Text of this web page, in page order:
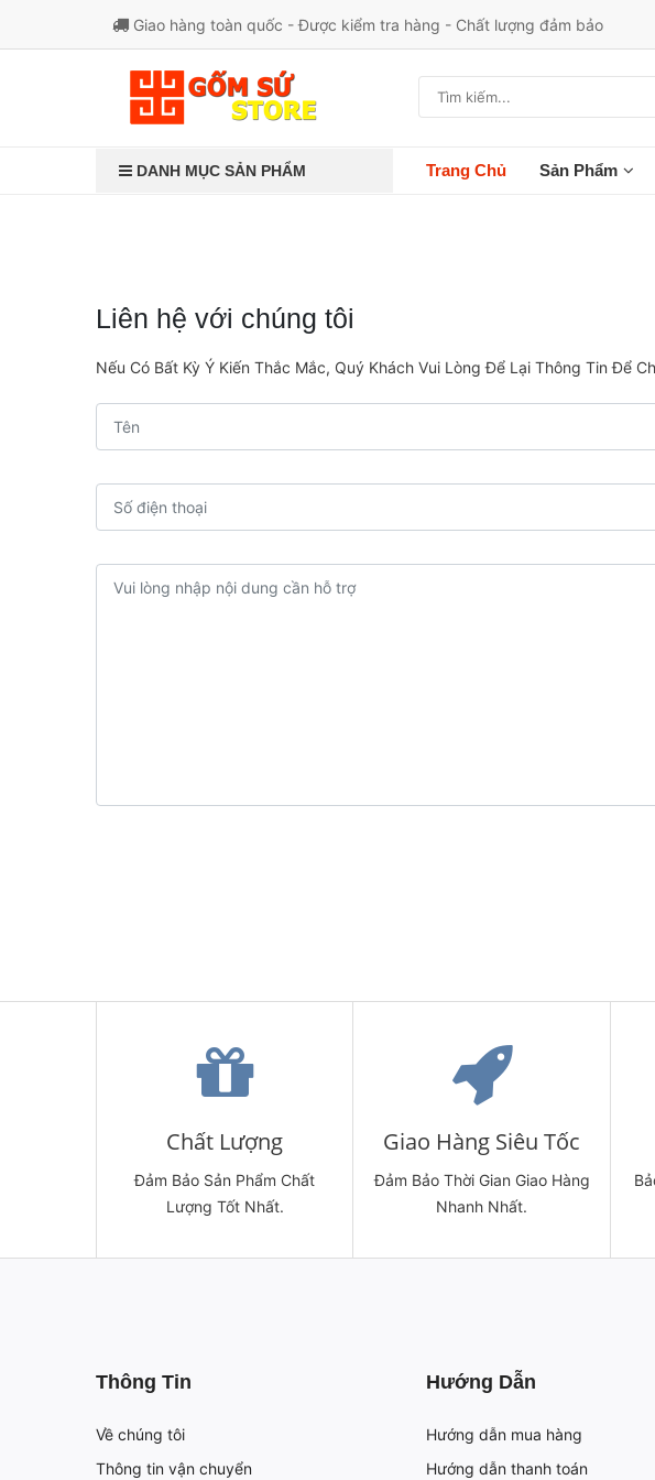
Giao hàng toàn quốc - Được kiểm tra hàng - Chất lượng đảm bảo
DANH MỤC SẢN PHẨM Trang Chủ Sản Phẩm
Liên hệ với chúng tôi
Nếu Có Bất Kỳ Ý Kiến Thắc Mắc, Quý Khách Vui Lòng Để Lại Thông Tin Để
Chất Lượng
Đảm Bảo Sản Phẩm Chất
Lượng Tốt Nhất.
Giao Hàng Siêu Tốc
Đảm Bảo Thời Gian Giao Hàng
Nhanh Nhất.
Thông Tin
Về chúng tôi
Thông tin vận chuyển
Hướng Dẫn
Hướng dẫn mua hàng
Hướng dẫn thanh toán